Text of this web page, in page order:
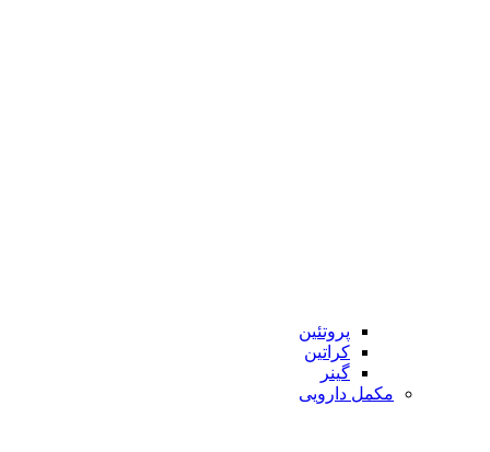
پروتئین
کراتین
گینر
مکمل دارویی